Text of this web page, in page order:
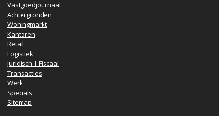
Vastgoedjournaal
Achtergronden
Woningmarkt
Kantoren
Retail
Logistiek
Juridisch | Fiscaal
Transacties
Werk
Specials
Sitemap